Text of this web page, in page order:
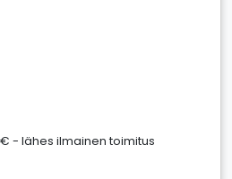
- lähes ilmainen toimitus